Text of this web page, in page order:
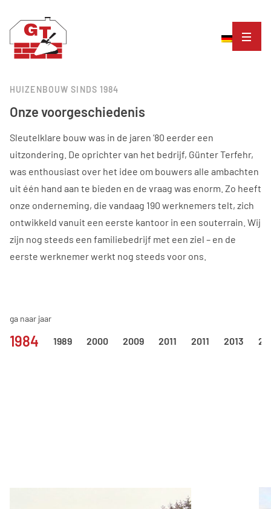
HUIZENBOUW SINDS 1984
Onze voorgeschiedenis
Sleutelklare bouw was in de jaren ’80 eerder een
uitzondering. De oprichter van het bedrijf, Günter Terfehr,
was enthousiast over het idee om bouwers alle ambachten
uit één hand aan te bieden en de vraag was enorm. Zo heeft
onze onderneming, die vandaag 190 werknemers telt, zich
ontwikkeld vanuit een eerste kantoor in een souterrain. Wij
zijn nog steeds een familiebedrijf met een ziel – en de
eerste werknemer werkt nog steeds voor ons.
ga naar jaar
1984 1989 2000 2009 2011 2011 2013